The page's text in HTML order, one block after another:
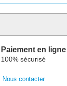
Paiement en ligne
100% sécurisé
Nous contacter